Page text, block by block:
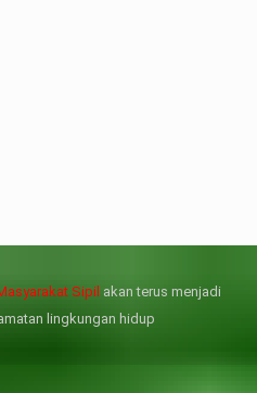
自己還
的，
以上禁
在醫
動泵
能障
類
用症
Sipil akan terus menjadi
lingkungan hidup